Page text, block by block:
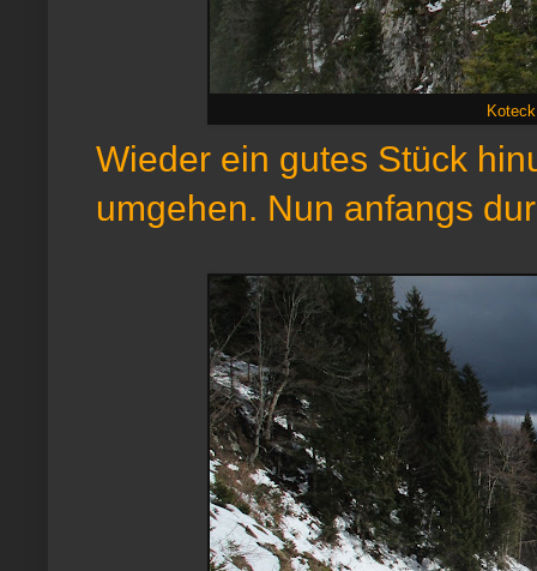
Wieder ein gutes Stück
umgehen. Nun anfangs